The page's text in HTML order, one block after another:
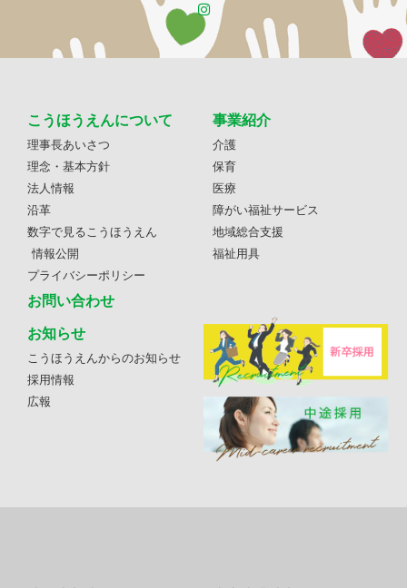
こうほうえんについて
理事長あいさつ
理念・基本方針
法人情報
沿革
数字で見るこうほうえん
情報公開
プライバシーポリシー
お問い合わせ
事業紹介
介護
保育
医療
障がい福祉サービス
地域総合支援
福祉用具
お知らせ
こうほうえんからのお知らせ
採用情報
広報